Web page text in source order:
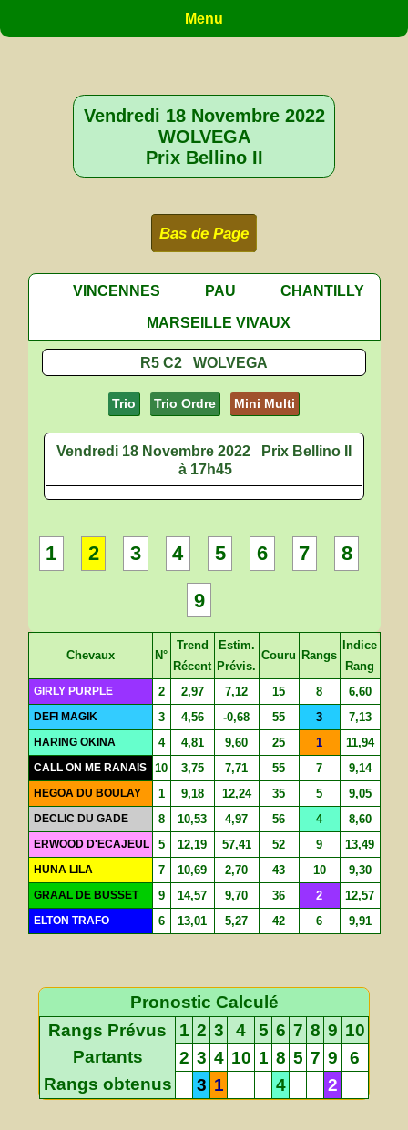
Menu
Vendredi 18 Novembre 2022
WOLVEGA
Prix Bellino II
Bas de Page
VINCENNES PAU
CHANTILLY
MARSEILLE VIVAUX
R5 C2 WOLVEGA
Trio Trio Ordre Mini Multi
Vendredi 18 Novembre 2022
Prix Bellino II
à 17h45
1 2 3 4 5 6 7 8
9
Chevaux N°
Trend
Récent
Estim.
Prévis.
Couru Rangs
Indice
Rang
GIRLY PURPLE 2 2,97 7,12 15 8 6,60
DEFI MAGIK 3 4,56 -0,68 55 3 7,13
HARING OKINA 4 4,81 9,60 25 1 11,94
CALL ON ME RANAIS 10 3,75 7,71 55 7 9,14
HEGOA DU BOULAY 1 9,18 12,24 35 5 9,05
DECLIC DU GADE 8 10,53 4,97 56 4 8,60
ERWOOD D'ECAJEUL 5 12,19 57,41 52 9 13,49
HUNA LILA 7 10,69 2,70 43 10 9,30
GRAAL DE BUSSET 9 14,57 9,70 36 2 12,57
ELTON TRAFO 6 13,01 5,27 42 6 9,91
Pronostic Calculé
Rangs Prévus
1 2 3 4 5 6 7 8 9 10
Partants
2 3 4 10 1 8 5 7 9
6
Rangs obtenus
3 1 4 2